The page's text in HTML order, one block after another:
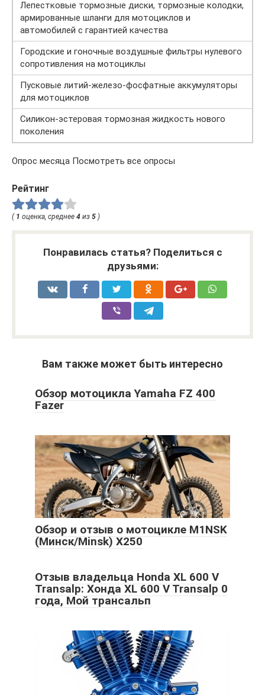
Лепестковые тормозные диски, тормозные колодки,
армированные шланги для мотоциклов и
автомобилей с гарантией качества
Городские и гоночные воздушные фильтры нулевого
сопротивления на мотоциклы
Пусковые литий-железо-фосфатные аккумуляторы
для мотоциклов
Силикон-эстеровая тормозная жидкость нового
поколения
Опрос месяца Посмотреть все опросы
Рейтинг
( 1 оценка, среднее 4 из 5 )
Понравилась статья? Поделиться с
друзьями:
Вам также может быть интересно
Обзор мотоцикла Yamaha FZ 400
Fazer
Обзор и отзыв о мотоцикле M1NSK
(Минск/Minsk) X250
Отзыв владельца Honda XL 600 V
Transalp: Хонда XL 600 V Transalp 0
года, Мой трансальп